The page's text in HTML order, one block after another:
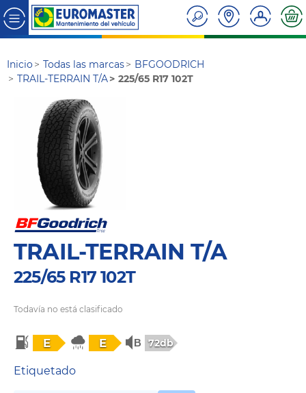
Inicio Todas las marcas
BFGOODRICH
TRAIL-TERRAIN T/A
225/65 R17 102T
TRAIL-TERRAIN T/A
225/65 R17 102T
Todavía no está clasificado
E E 72db
Etiquetado